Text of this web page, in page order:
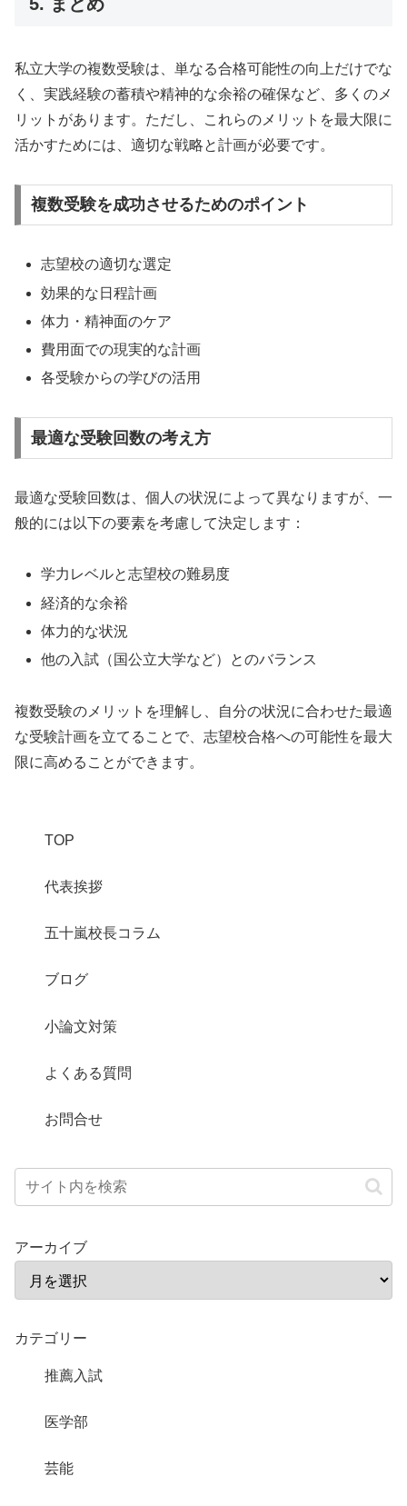
5. まとめ
私立大学の複数受験は、単なる合格可能性の向上だけでな
く、実践経験の蓄積や精神的な余裕の確保など、多くのメ
リットがあります。ただし、これらのメリットを最大限に
活かすためには、適切な戦略と計画が必要です。
複数受験を成功させるためのポイント
志望校の適切な選定
効果的な日程計画
体力・精神面のケア
費用面での現実的な計画
各受験からの学びの活用
最適な受験回数の考え方
最適な受験回数は、個人の状況によって異なりますが、一
般的には以下の要素を考慮して決定します：
学力レベルと志望校の難易度
経済的な余裕
体力的な状況
他の入試（国公立大学など）とのバランス
複数受験のメリットを理解し、自分の状況に合わせた最適
な受験計画を立てることで、志望校合格への可能性を最大
限に高めることができます。
TOP
代表挨拶
五十嵐校長コラム
ブログ
小論文対策
よくある質問
お問合せ
アーカイブ
カテゴリー
推薦入試
医学部
芸能